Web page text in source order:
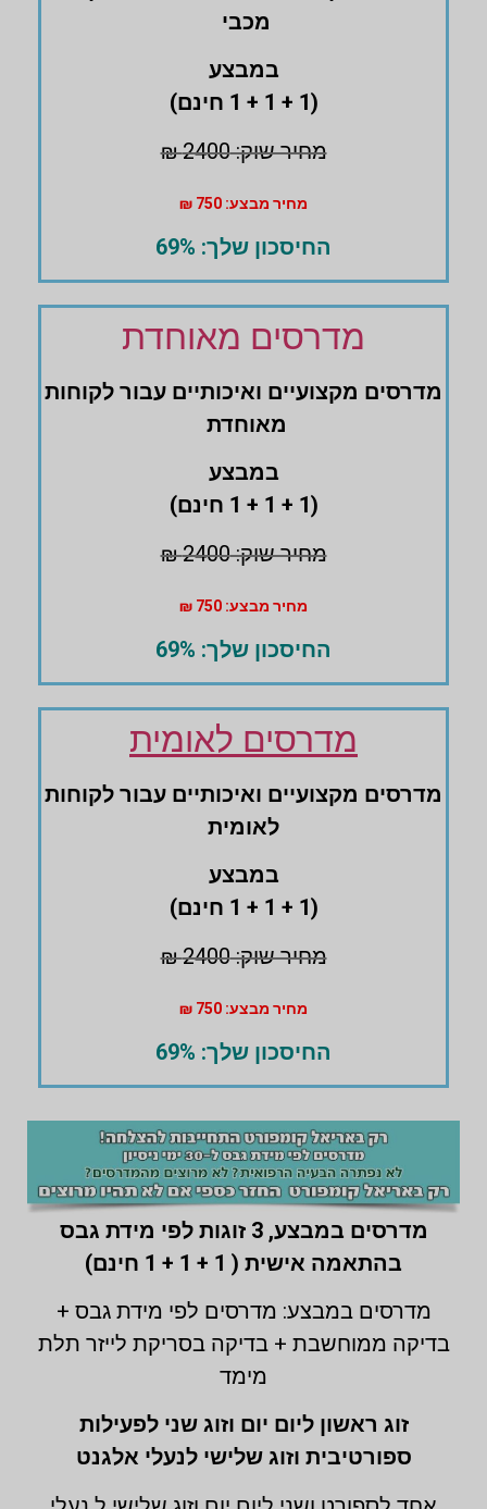
מכבי
במבצע
(1 + 1 + 1 חינם)
מחיר שוק: 2400 ₪
מחיר מבצע: 750 ₪
החיסכון שלך: 69%
מדרסים מאוחדת
מדרסים ‏מקצועיים ואיכותיים עבור לקוחות
מאוחדת
במבצע
(1 + 1 + 1 חינם)
מחיר שוק: 2400 ₪
מחיר מבצע: 750 ₪
החיסכון שלך: 69%
מדרסים לאומית
מדרסים ‏מקצועיים ואיכותיים עבור לקוחות
לאומית
במבצע
(1 + 1 + 1 חינם)
מחיר שוק: 2400 ₪
מחיר מבצע: 750 ₪
החיסכון שלך: 69%
מדרסים במבצע,
3 זוגות לפי מידת גבס
בהתאמה אישית ( 1 + 1 + 1 חינם)
מדרסים במבצע: מדרסים לפי מידת גבס +
בדיקה ממוחשבת + בדיקה בסריקת לייזר תלת
מימד
זוג ראשון ליום יום וזוג שני לפעילות
ספורטיבית וזוג שלישי לנעלי אלגנט